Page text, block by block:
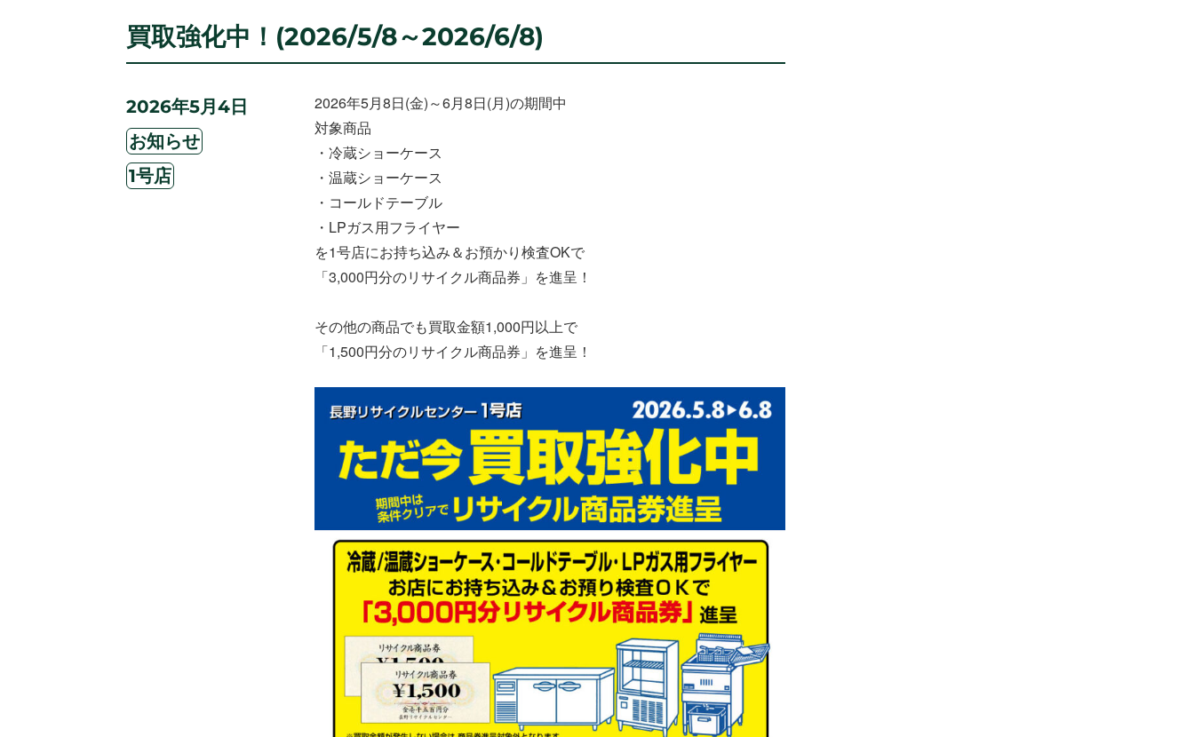
買取強化中！(2026/5/8～2026/6/8)
2026年5月8日(金)～6月8日(月)の期間中
対象商品
・冷蔵ショーケース
・温蔵ショーケース
・コールドテーブル
・LPガス用フライヤー
を1号店にお持ち込み＆お預かり検査OKで
「3,000円分のリサイクル商品券」を進呈！
その他の商品でも買取金額1,000円以上で
「1,500円分のリサイクル商品券」を進呈！
投
日:
2026年5月4日
カ
テ
ゴ
リ
お知らせ
タ
グ
1号店